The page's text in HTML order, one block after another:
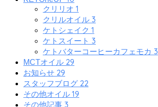
クリリオ 1
クリルオイル 3
ケトシェイク 1
ケトスイート 3
ケトバターコーヒーカフェモカ 3
MCTオイル 29
お知らせ 29
スタッフブログ 22
その他オイル 19
その他記事 3